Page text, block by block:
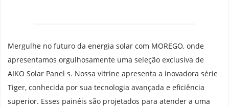
Mergulhe no futuro da energia solar com MOREGO, onde
apresentamos orgulhosamente uma seleção exclusiva de
AIKO Solar Panel s. Nossa vitrine apresenta a inovadora série
Tiger, conhecida por sua tecnologia avançada e eficiência
superior. Esses painéis são projetados para atender a uma